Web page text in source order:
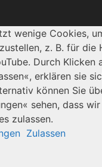
wenige Cookies,
z. B. für die
Durch Klicken
erklären sie
können Sie
sehen, dass
zulassen.
Zulassen